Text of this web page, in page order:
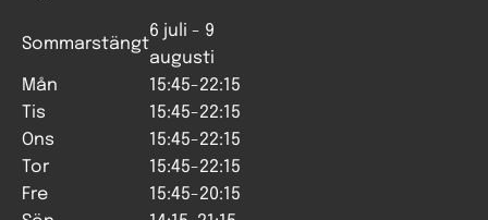
Sommarstängt
6 juli - 9
augusti
Mån
15:45-22:15
Tis
15:45-22:15
Ons
15:45-22:15
Tor
15:45-22:15
Fre
15:45-20:15